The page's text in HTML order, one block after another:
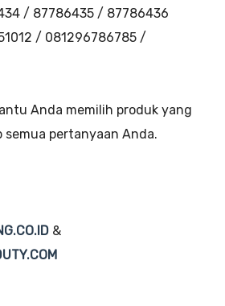
/ 87786435 / 87786436
/ 081296786785 /
Anda memilih produk yang
pertanyaan Anda.
&